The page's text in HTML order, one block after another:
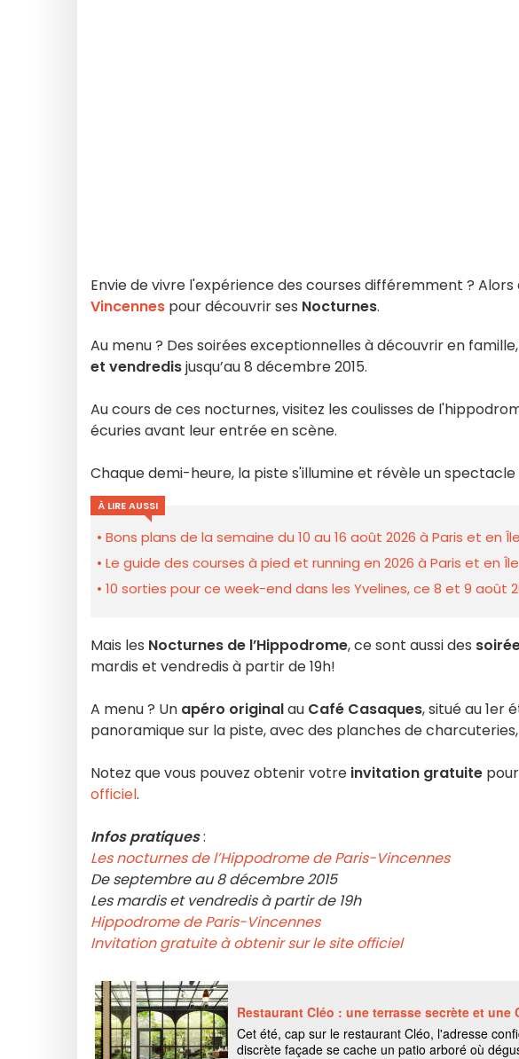
Envie de vivre l'expérience des courses différemment ? Alors
Vincennes pour découvrir ses Nocturnes.
Au menu ? Des soirées exceptionnelles à découvrir en
et vendredisjusqu’au 8 décembre 2015.
Au cours de ces nocturnes, visitez les coulisses de
écuries avant leur entrée en scène.
Chaque demi-heure, la piste s'illumine et révèle un
À LIRE AUSSI
Bons plans de la semaine du 10 au 16 août 2026 à Paris et en
Le guide des courses à pied et running en 2026 à Paris et en
10 sorties pour ce week-end dans les Yvelines, ce 8 et 9 août
Mais les Nocturnes de l’Hippodrome, ce sont aussi des
mardis et vendredis à partir de 19h!
A menu ? Un apéro originalau Café Casaques, situé au 1er
panoramique sur la piste, avec des planches de
Notez que vous pouvez obtenir votre invitation gratuite
officiel.
Infos pratiques:
Les nocturnes de l’Hippodrome de Paris-Vincennes
De septembre au 8 décembre 2015
Les mardis et vendredis à partir de 19h
Hippodrome de Paris-Vincennes
Invitation gratuite à obtenir sur le site officiel